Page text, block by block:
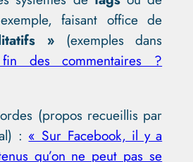
faisant office de
»(exemples dans
des commentaires ?
(propos recueillis par
: « Sur Facebook, il y a
qu’on ne peut pas se